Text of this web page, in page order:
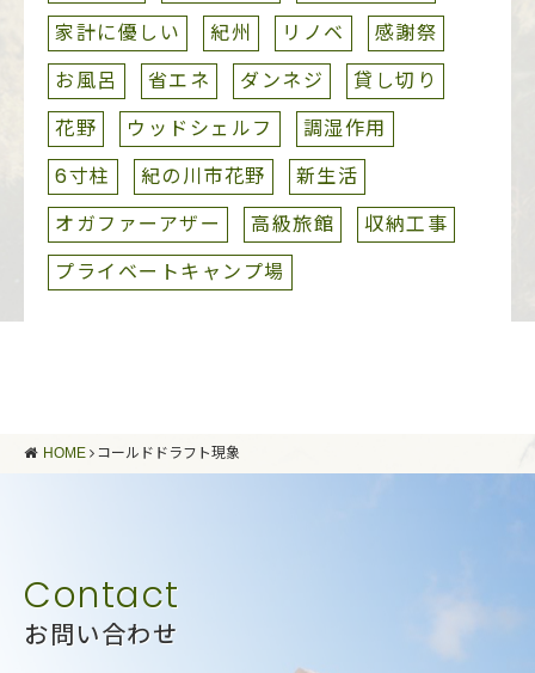
家計に優しい
紀州 リノベ
感謝祭
お風呂
省エネ ダンネジ
貸し切り
花野
ウッドシェルフ
調湿作用
6寸柱
紀の川市花野
新生活
オガファーアザー
高級旅館
収納工事
プライベートキャンプ場
HOME コールドドラフト現象
お問い合わせ